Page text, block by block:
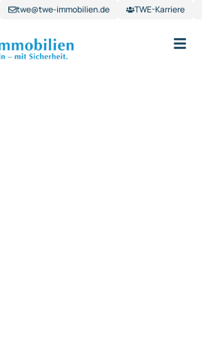
twe@twe-immobilien.de TWE-Karriere